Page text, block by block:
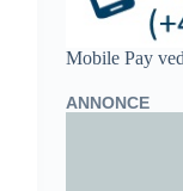
Mobile Pay
ANNONCE